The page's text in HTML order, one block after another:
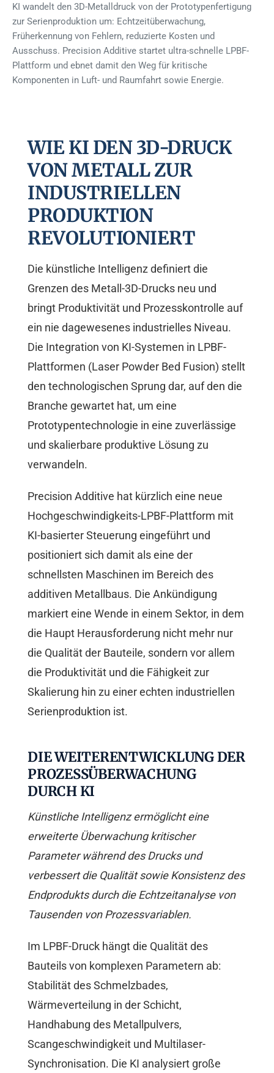
KI wandelt den 3D-Metalldruck von der Prototypenfertigung
zur Serienproduktion um: Echtzeitüberwachung,
Früherkennung von Fehlern, reduzierte Kosten und
Ausschuss. Precision Additive startet ultra-schnelle LPBF-
Plattform und ebnet damit den Weg für kritische
Komponenten in Luft- und Raumfahrt sowie Energie.
WIE KI DEN 3D-DRUCK
VON METALL ZUR
INDUSTRIELLEN
PRODUKTION
REVOLUTIONIERT
Die künstliche Intelligenz definiert die
Grenzen des Metall-3D-Drucks neu und
bringt Produktivität und Prozesskontrolle auf
ein nie dagewesenes industrielles Niveau.
Die Integration von KI-Systemen in LPBF-
Plattformen (Laser Powder Bed Fusion) stellt
den technologischen Sprung dar, auf den die
Branche gewartet hat, um eine
Prototypentechnologie in eine zuverlässige
und skalierbare produktive Lösung zu
verwandeln.
Precision Additive hat kürzlich eine neue
Hochgeschwindigkeits-LPBF-Plattform mit
KI-basierter Steuerung eingeführt und
positioniert sich damit als eine der
schnellsten Maschinen im Bereich des
additiven Metallbaus. Die Ankündigung
markiert eine Wende in einem Sektor, in dem
die Haupt Herausforderung nicht mehr nur
die Qualität der Bauteile, sondern vor allem
die Produktivität und die Fähigkeit zur
Skalierung hin zu einer echten industriellen
Serienproduktion ist.
DIE WEITERENTWICKLUNG DER
PROZESSÜBERWACHUNG
DURCH KI
Künstliche Intelligenz ermöglicht eine
erweiterte Überwachung kritischer
Parameter während des Drucks und
verbessert die Qualität sowie Konsistenz des
Endprodukts durch die Echtzeitanalyse von
Tausenden von Prozessvariablen.
Im LPBF-Druck hängt die Qualität des
Bauteils von komplexen Parametern ab:
Stabilität des Schmelzbades,
Wärmeverteilung in der Schicht,
Handhabung des Metallpulvers,
Scangeschwindigkeit und Multilaser-
Synchronisation. Die KI analysiert große